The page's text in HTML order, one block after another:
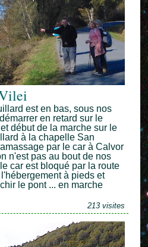
est en bas, sous nos
en retard sur le
début de la marche sur le
à la chapelle San
par le car à Calvor
n'est pas au bout de nos
car est bloqué par la route
à pieds et
le pont ... en marche
213 visites